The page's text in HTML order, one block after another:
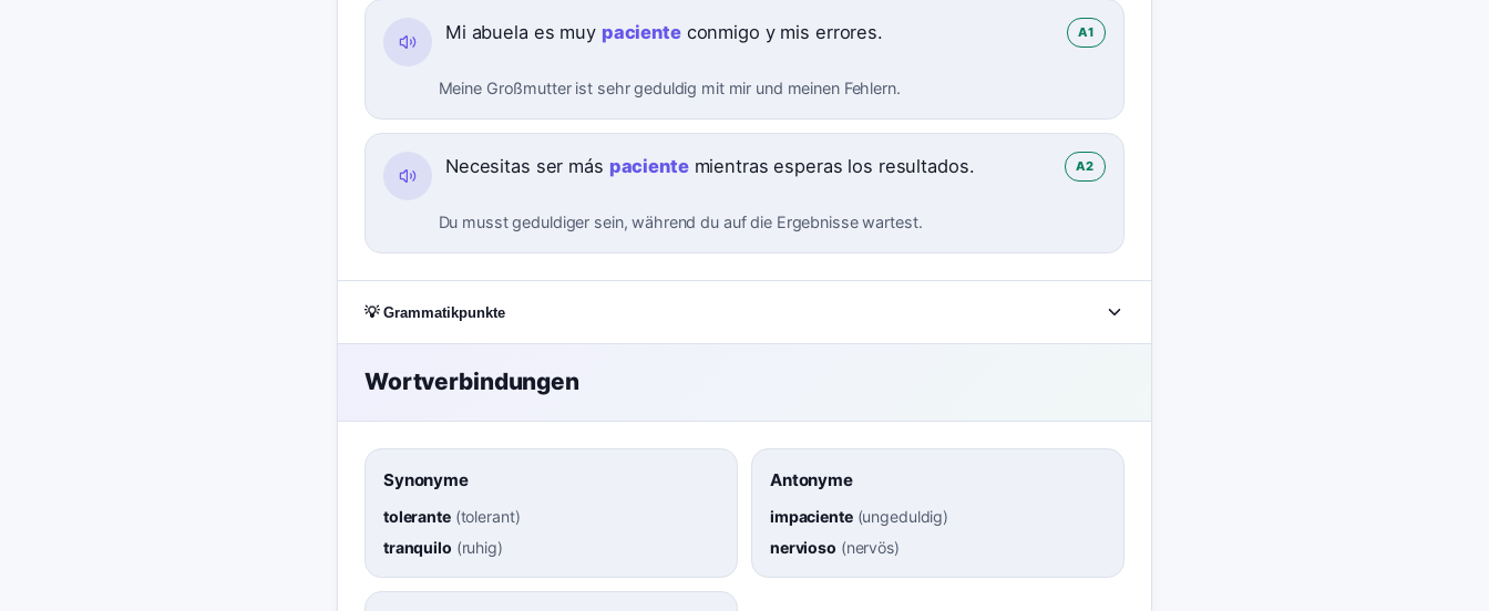
Mi abuela es muy pacienteconmigo y mis errores. A1
Meine Großmutter ist sehr geduldig mit mir und meinen Fehlern.
Necesitas ser más pacientemientras esperas los resultados. A2
Du musst geduldiger sein, während du auf die Ergebnisse wartest.
💡 Grammatikpunkte
Wortverbindungen
Synonyme
tolerante(tolerant)
tranquilo (ruhig)
Antonyme
impaciente(ungeduldig)
nervioso (nervös)